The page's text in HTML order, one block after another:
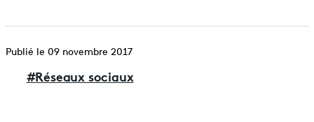
Publié le 09 novembre 2017
#Réseaux sociaux